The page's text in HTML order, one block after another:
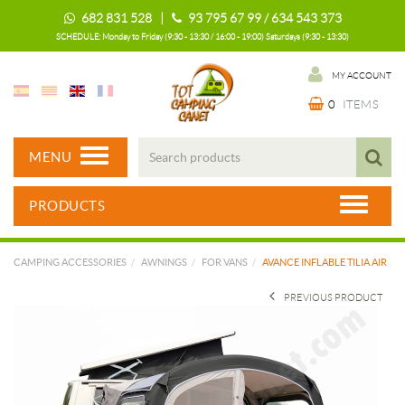
682 831 528 | 93 795 67 99 / 634 543 373
SCHEDULE: Monday to Friday (9:30 - 13:30 / 16:00 - 19:00) Saturdays (9:30 - 13:30)
MY ACCOUNT
0 ITEMS
MENU
PRODUCTS
CAMPING ACCESSORIES AWNINGS FOR VANS AVANCE INFLABLE TILIA AIR
PREVIOUS PRODUCT